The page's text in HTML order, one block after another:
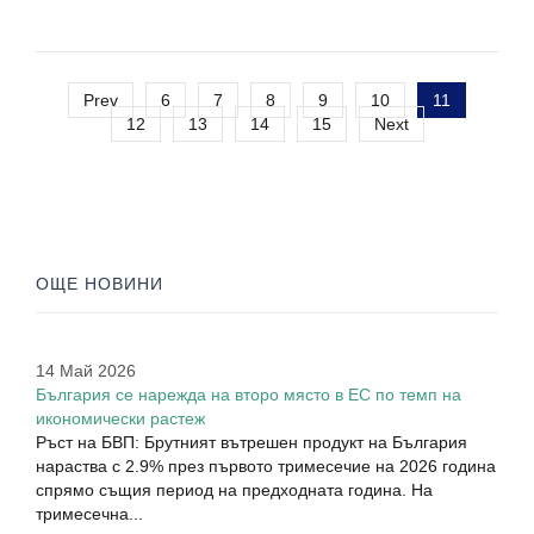
Prev 6 7 8 9 10
11
12
13 14 15 Next
ОЩЕ НОВИНИ
14 Май 2026
България се нарежда на второ място в ЕС по темп на
икономически растеж
Ръст на БВП: Брутният вътрешен продукт на България
нараства с 2.9% през първото тримесечие на 2026 година
спрямо същия период на предходната година. На
тримесечна...